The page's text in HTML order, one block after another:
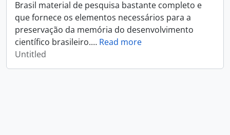
Brasil material de pesquisa bastante completo e
que fornece os elementos necessários para a
preservação da memória do desenvolvimento
científico brasileiro.… Read more
Untitled